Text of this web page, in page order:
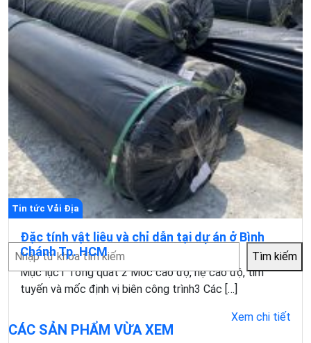
Tin tức Vải Địa
Đặc tính vật liêu và chỉ dẫn tại dự án ở Bình
Chánh Tp. HCM
Mục lục1 Tổng quát 2 Móc cao độ, hệ cao độ, tim
tuyến và mốc định vị biên công trình3 Các […]
Xem chi tiết
Tìm
Tìm kiếm
CÁC SẢN PHẨM VỪA XEM